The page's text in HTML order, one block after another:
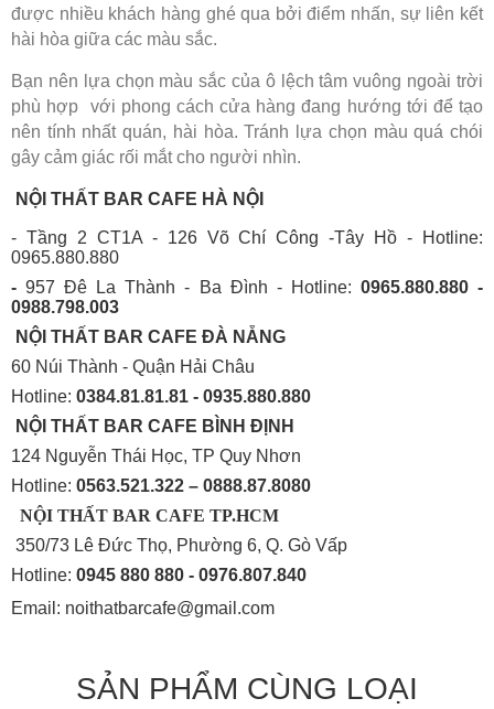
được nhiều khách hàng ghé qua bởi điểm nhấn, sự liên kết
hài hòa giữa các màu sắc.
Bạn nên lựa chọn màu sắc của ô lệch tâm vuông ngoài trời
phù hợp với phong cách cửa hàng đang hướng tới để tạo
nên tính nhất quán, hài hòa. Tránh lựa chọn màu quá chói
gây cảm giác rối mắt cho người nhìn.
NỘI THẤT BAR CAFE HÀ NỘI
- Tầng 2 CT1A - 126 Võ Chí Công -Tây Hồ - Hotline:
0965.880.880
-957 Đê La Thành - Ba Đình - Hotline: 0965.880.880 -
0988.798.003
NỘI THẤT BAR CAFE ĐÀ NẴNG
60 Núi Thành - Quận Hải Châu
Hotline: 0384.81.81.81 - 0935.880.880
NỘI THẤT BAR CAFE BÌNH ĐỊNH
124 Nguyễn Thái Học, TP Quy Nhơn
Hotline: 0563.521.322 – 0888.87.8080
NỘI THẤT BAR CAFE TP.HCM
350/73 Lê Đức Thọ, Phường 6, Q. Gò Vấp
Hotline: 0945 880 880 - 0976.807.840
Email: noithatbarcafe@gmail.com
SẢN PHẨM CÙNG LOẠI